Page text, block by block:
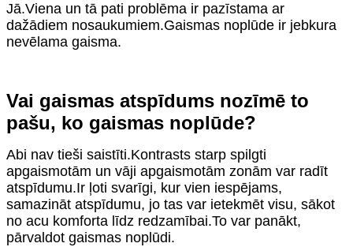
Jā.Viena un tā pati problēma ir pazīstama ar
dažādiem nosaukumiem.Gaismas noplūde ir jebkura
nevēlama gaisma.
Vai gaismas atspīdums nozīmē to
pašu, ko gaismas noplūde?
Abi nav tieši saistīti.Kontrasts starp spilgti
apgaismotām un vāji apgaismotām zonām var radīt
atspīdumu.Ir ļoti svarīgi, kur vien iespējams,
samazināt atspīdumu, jo tas var ietekmēt visu, sākot
no acu komforta līdz redzamībai.To var panākt,
pārvaldot gaismas noplūdi.